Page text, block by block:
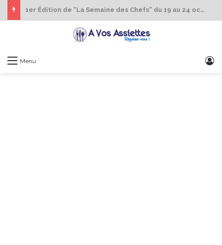
1er Édition de “La Semaine des Chefs” du 19 au 24 octobre 2026
Menu